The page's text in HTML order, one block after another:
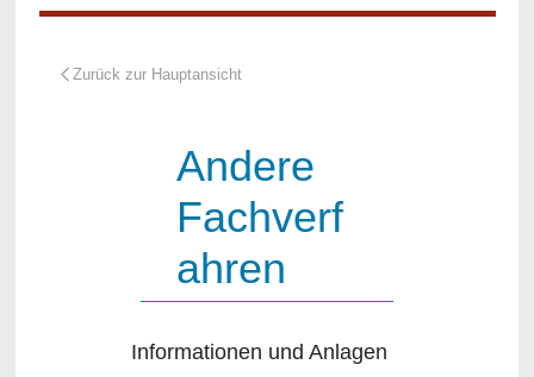
Andere
Fachverf
ahren
Informationen und Anlagen